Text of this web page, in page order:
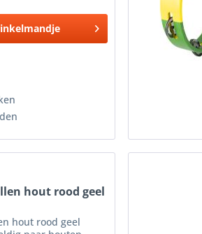
hout rood geel
hout rood geel